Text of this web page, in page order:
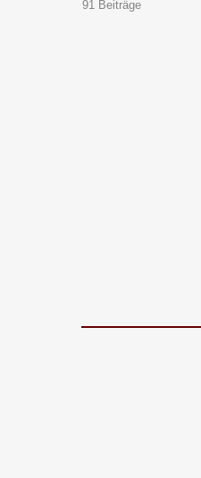
91 Beiträge